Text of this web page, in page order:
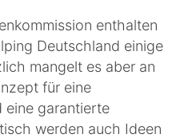
enthalten
Deutschland einige
mangelt es aber an
für eine
eine garantierte
werden auch Ideen